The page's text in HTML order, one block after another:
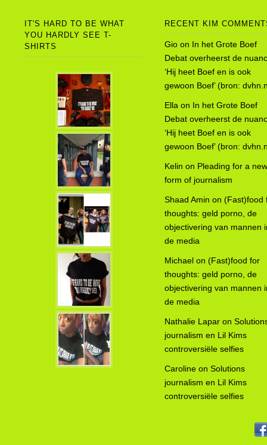
IT'S HARD TO BE WHAT
YOU HARDLY SEE T-
SHIRTS
RECENT KIM
Gio on In het Grote Boef
Debat overheerst de
‘Hij heet Boef en is ook
gewoon Boef’ (bron:
Ella on In het Grote Boef
Debat overheerst de
‘Hij heet Boef en is ook
gewoon Boef’ (bron:
Kelin on Pleading for a new
form of journalism
Shaad Amin on (Fast)food
thoughts: geld porno, de
objectivering van mannen
de media
Michael on (Fast)food for
thoughts: geld porno, de
objectivering van mannen
de media
Nathalie Lapar on
journalism en Lil Kims
controversiële selfies
Caroline on Solutions
journalism en Lil Kims
controversiële selfies